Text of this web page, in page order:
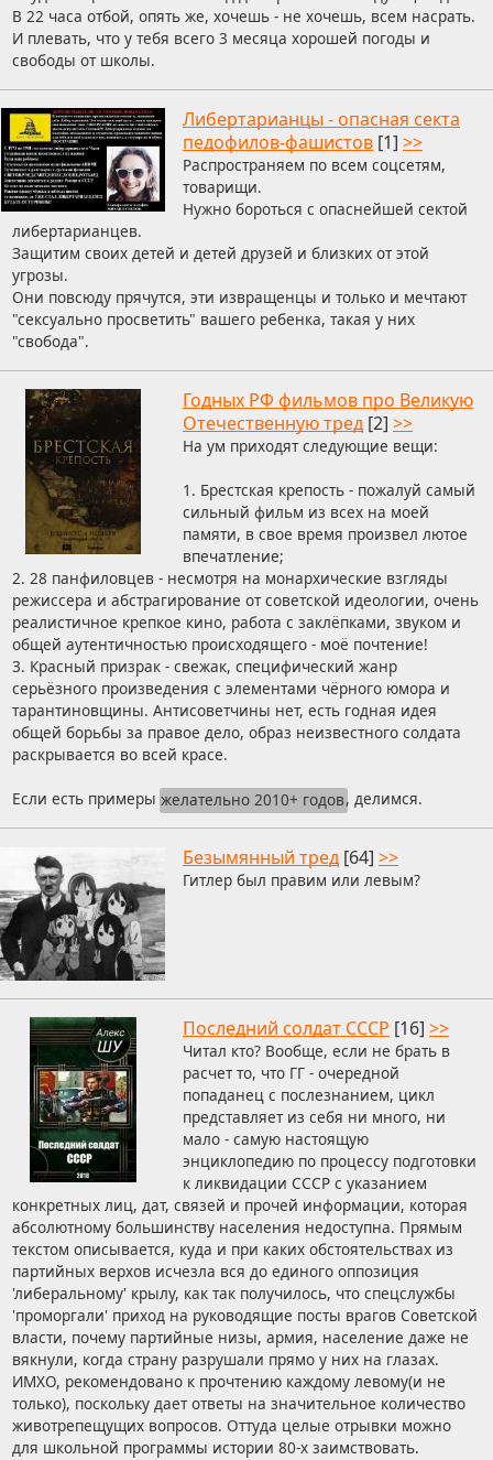
В 22 часа отбой, опять же, хочешь - не хочешь, всем насрать.
И плевать, что у тебя всего 3 месяца хорошей погоды и
свободы от школы.
Либертарианцы - опасная секта
педофилов-фашистов [1] >>
Распространяем по всем соцсетям,
товарищи.
Нужно бороться с опаснейшей сектой
либертарианцев.
Защитим своих детей и детей друзей и близких от этой
угрозы.
Они повсюду прячутся, эти извращенцы и только и мечтают
"сексуально просветить" вашего ребенка, такая у них
"свобода".
Годных РФ фильмов про Великую
Отечественную тред [2] >>
На ум приходят следующие вещи:
1. Брестская крепость - пожалуй самый
сильный фильм из всех на моей
памяти, в свое время произвел лютое
впечатление;
2. 28 панфиловцев - несмотря на монархические взгляды
режиссера и абстрагирование от советской идеологии, очень
реалистичное крепкое кино, работа с заклёпками, звуком и
общей аутентичностью происходящего - моё почтение!
3. Красный призрак - свежак, специфический жанр
серьёзного произведения с элементами чёрного юмора и
тарантиновщины. Антисоветчины нет, есть годная идея
общей борьбы за правое дело, образ неизвестного солдата
раскрывается во всей красе.
Если есть примеры желательно 2010+ годов, делимся.
Безымянный тред [64] >>
Гитлер был правим или левым?
Последний солдат СССР [16] >>
Читал кто? Вообще, если не брать в
расчет то, что ГГ - очередной
попаданец с послезнанием, цикл
представляет из себя ни много, ни
мало - самую настоящую
энциклопедию по процессу подготовки
к ликвидации СССР с указанием
конкретных лиц, дат, связей и прочей информации, которая
абсолютному большинству населения недоступна. Прямым
текстом описывается, куда и при каких обстоятельствах из
партийных верхов исчезла вся до единого оппозиция
'либеральному' крылу, как так получилось, что спецслужбы
'проморгали' приход на руководящие посты врагов Советской
власти, почему партийные низы, армия, население даже не
вякнули, когда страну разрушали прямо у них на глазах.
ИМХО, рекомендовано к прочтению каждому левому(и не
только), поскольку дает ответы на значительное количество
животрепещущих вопросов. Оттуда целые отрывки можно
для школьной программы истории 80-х заимствовать.